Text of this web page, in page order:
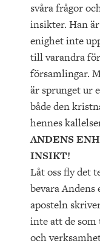
svåra frågor
insikter. Han
enighet inte
till varandra
församlingar.
är sprunget ur
både den
hennes
ANDENS
INSIKT!
Låt oss fly det
bevara
aposteln
inte att de
och